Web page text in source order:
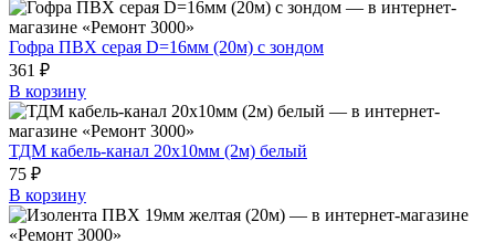
Гофра ПВХ серая D=16мм (20м) с зондом
361 ₽
В корзину
ТДМ кабель-канал 20х10мм (2м) белый
75 ₽
В корзину